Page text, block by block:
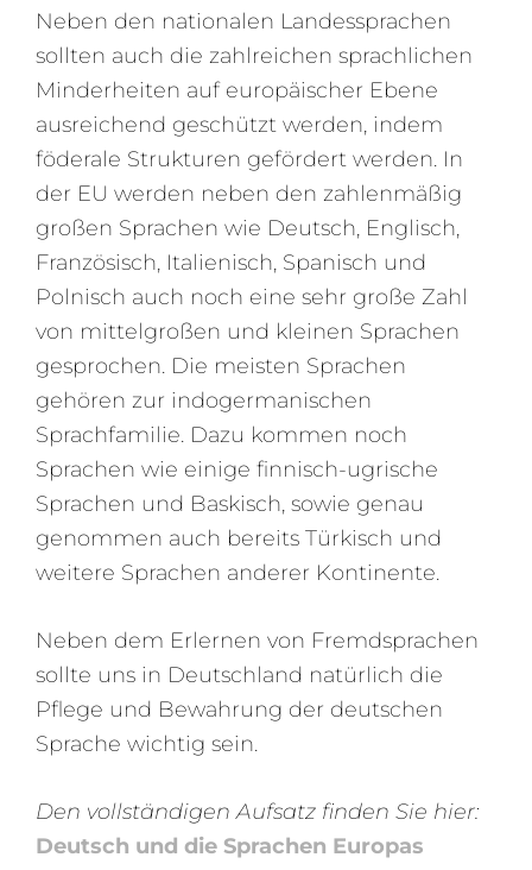
Neben den nationalen Landessprachen
sollten auch die zahlreichen sprachlichen
Minderheiten auf europäischer Ebene
ausreichend geschützt werden, indem
föderale Strukturen gefördert werden. In
der EU werden neben den zahlenmäßig
großen Sprachen wie Deutsch, Englisch,
Französisch, Italienisch, Spanisch und
Polnisch auch noch eine sehr große Zahl
von mittelgroßen und kleinen Sprachen
gesprochen. Die meisten Sprachen
gehören zur indogermanischen
Sprachfamilie. Dazu kommen noch
Sprachen wie einige finnisch-ugrische
Sprachen und Baskisch, sowie genau
genommen auch bereits Türkisch und
weitere Sprachen anderer Kontinente.
Neben dem Erlernen von Fremdsprachen
sollte uns in Deutschland natürlich die
Pflege und Bewahrung der deutschen
Sprache wichtig sein.
Den vollständigen Aufsatz finden Sie hier:
Deutsch und die Sprachen Europas